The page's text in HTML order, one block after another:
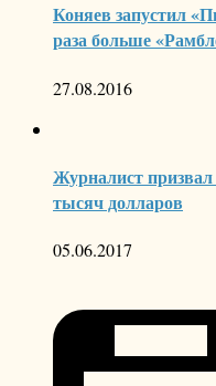
Коняев запустил
раза больше
27.08.2016
Журналист призвал
тысяч долларов
05.06.2017